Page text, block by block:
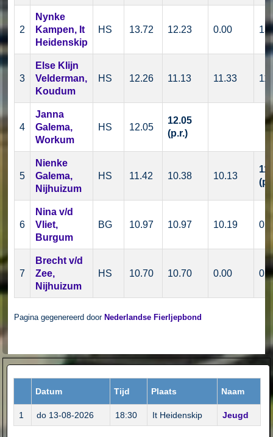
2
Nynke
Kampen, It
Heidenskip
HS 13.72 12.23 0.00
3
Else Klijn
Velderman,
Koudum
HS 12.26 11.13 11.33
4
Janna
Galema,
Workum
HS 12.05
12.05
(p.r.)
5
Nienke
Galema,
Nijhuizum
HS 11.42 10.38 10.13
6
Nina v/d
Vliet,
Burgum
BG 10.97 10.97 10.19
7
Brecht v/d
Zee,
Nijhuizum
HS 10.70 10.70 0.00
Pagina gegenereerd door Nederlandse Fierljepbond
Datum Tijd Plaats Naam
1 do 13-08-2026 18:30 It Heidenskip Jeugd